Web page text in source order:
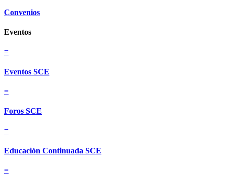
Convenios
Eventos
=
Eventos SCE
=
Foros SCE
=
Educación Continuada SCE
=